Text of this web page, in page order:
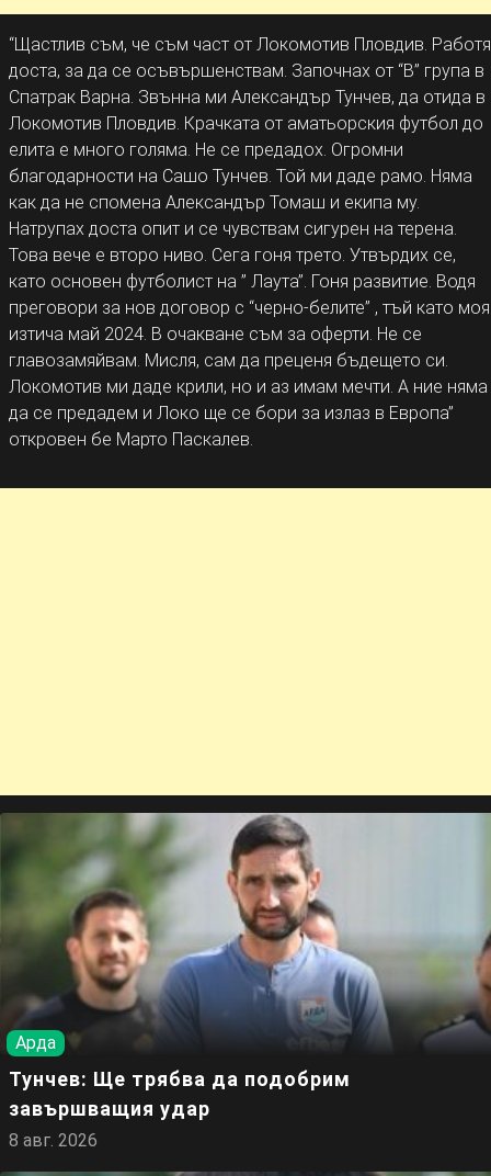
“Щастлив съм, че съм част от Локомотив Пловдив. Работя
доста, за да се осъвършенствам. Започнах от “В” група в
Спатрак Варна. Звънна ми Александър Тунчев, да отида в
Локомотив Пловдив. Крачката от аматьорския футбол до
елита е много голяма. Не се предадох. Огромни
благодарности на Сашо Тунчев. Той ми даде рамо. Няма
как да не спомена Александър Томаш и екипа му.
Натрупах доста опит и се чувствам сигурен на терена.
Това вече е второ ниво. Сега гоня трето. Утвърдих се,
като основен футболист на ” Лаута”. Гоня развитие. Водя
преговори за нов договор с “черно-белите” , тъй като моя
изтича май 2024. В очакване съм за оферти. Не се
главозамяйвам. Мисля, сам да преценя бъдещето си.
Локомотив ми даде крили, но и аз имам мечти. А ние няма
да се предадем и Локо ще се бори за излаз в Европа”
откровен бе Марто Паскалев.
Арда
Тунчев: Ще трябва да подобрим
завършващия удар
8 авг. 2026